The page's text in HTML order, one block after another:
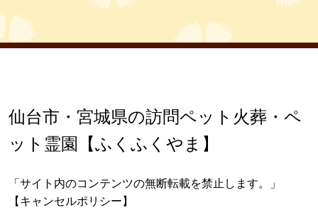
仙台市・宮城県の訪問ペット火葬・ペ
ット霊園【ふくふくやま】
「サイト内のコンテンツの無断転載を禁止します。」
【キャンセルポリシー】